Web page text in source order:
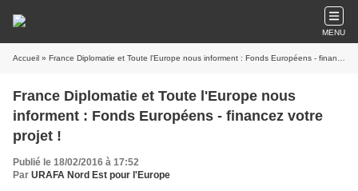
MENU
Accueil » France Diplomatie et Toute l'Europe nous informent : Fonds Européens - financez votre projet !
France Diplomatie et Toute l'Europe nous
informent : Fonds Européens - financez votre
projet !
Publié le 18/02/2016 à 17:52
Par URAFA Nord Est pour l'Europe